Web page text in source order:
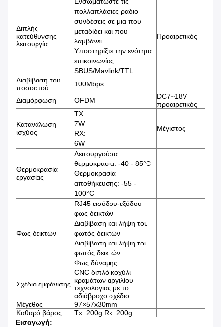
Διπλής
κατεύθυνσης
λειτουργία
Ενσωματώστε τις
πολλαπλάσιες ραδιο
συνδέσεις σε μια που
μεταδίδει και που
λαμβάνει.
Υποστηρίξτε την ενότητα
επικοινωνίας
SBUS/Mavlink/TTL
Προαιρετικός
Διαβίβαση του
ποσοστού
100Mbps
Διαμόρφωση OFDM
DC7~18V
προαιρετικός
Κατανάλωση
ισχύος
TX:
7W
RX:
6W
Μέγιστος
Θερμοκρασία
εργασίας
Λειτουργούσα
θερμοκρασία: -40 - 85°C
Θερμοκρασία
αποθήκευσης: -55 -
100°C
Φως δεικτών
RJ45 εισόδου-εξόδου
φως δεικτών
Διαβίβαση και λήψη του
φωτός δεικτών
Διαβίβαση και λήψη του
φωτός δεικτών
Φως δύναμης
Σχέδιο εμφάνισης
CNC διπλό κοχύλι
κραμάτων αργιλίου
τεχνολογίας με το
αδιάβροχο σχέδιο
Μέγεθος
97×57x30mm
Καθαρό βάρος
Tx: 200g Rx: 200g
Εισαγωγή: